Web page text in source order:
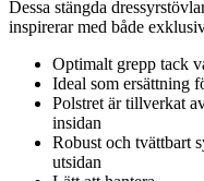
Dessa stängda
inspirerar med både
Optimalt grepp tack
Ideal som ersättning
Polstret är tillverkat
insidan
Robust och tvättbart
utsidan